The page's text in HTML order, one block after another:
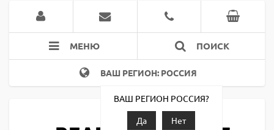
МЕНЮ ПОИСК
ВАШ РЕГИОН: РОССИЯ
ВАШ РЕГИОН РОССИЯ?
Да
Нет